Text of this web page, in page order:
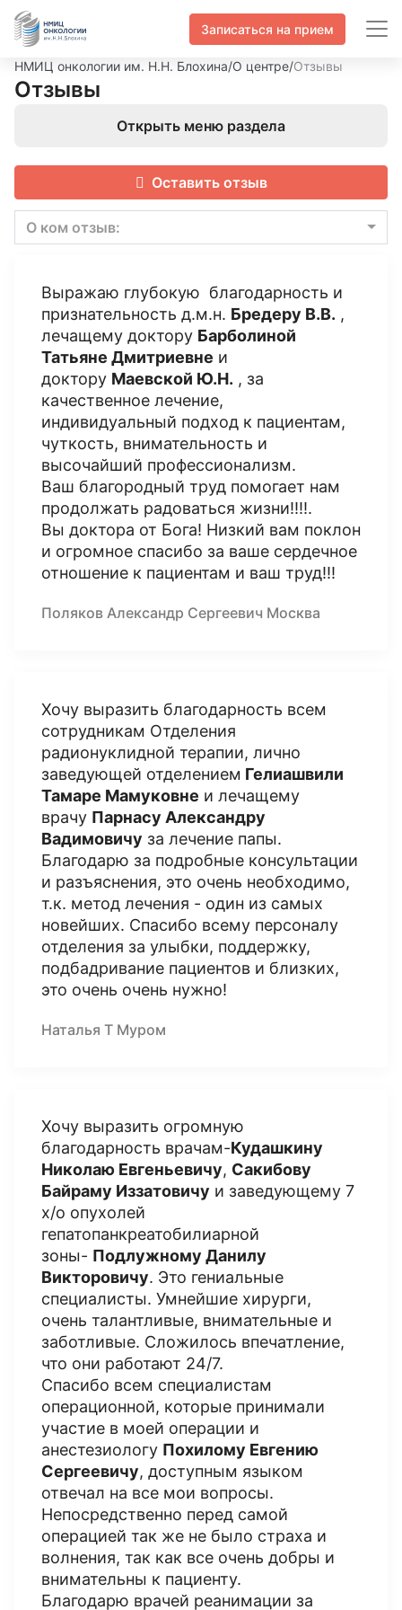
Записаться на прием
НМИЦ онкологии им. Н.Н. Блохина/О центре/Отзывы
Отзывы
Открыть меню раздела
Оставить отзыв
О ком отзыв:
Выражаю глубокую благодарность и
признательность д.м.н. Бредеру В.В. ,
лечащему доктору Барболиной
Татьяне Дмитриевне и
доктору Маевской Ю.Н. , за
качественное лечение,
индивидуальный подход к пациентам,
чуткость, внимательность и
высочайший профессионализм.
Ваш благородный труд помогает нам
продолжать радоваться жизни!!!!.
Вы доктора от Бога! Низкий вам поклон
и огромное спасибо за ваше сердечное
отношение к пациентам и ваш труд!!!
Поляков Александр Сергеевич Москва
Хочу выразить благодарность всем
сотрудникам Отделения
радионуклидной терапии, лично
заведующей отделением Гелиашвили
Тамаре Мамуковне и лечащему
врачу Парнасу Александру
Вадимовичу за лечение папы.
Благодарю за подробные консультации
и разъяснения, это очень необходимо,
т.к. метод лечения - один из самых
новейших. Спасибо всему персоналу
отделения за улыбки, поддержку,
подбадривание пациентов и близких,
это очень очень нужно!
Наталья Т Муром
Хочу выразить огромную
благодарность врачам-Кудашкину
Николаю Евгеньевичу, Сакибову
Байраму Иззатовичу и заведующему 7
х/о опухолей
гепатопанкреатобилиарной
зоны- Подлужному Данилу
Викторовичу. Это гениальные
специалисты. Умнейшие хирурги,
очень талантливые, внимательные и
заботливые. Сложилось впечатление,
что они работают 24/7.
Спасибо всем специалистам
операционной, которые принимали
участие в моей операции и
анестезиологу Похилому Евгению
Сергеевичу, доступным языком
отвечал на все мои вопросы.
Непосредственно перед самой
операцией так же не было страха и
волнения, так как все очень добры и
внимательны к пациенту.
Благодарю врачей реанимации за